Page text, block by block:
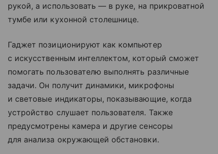
рукой, а использовать — в руке, на прикроватной
тумбе или кухонной столешнице.
Гаджет позиционируют как компьютер
с искусственным интеллектом, который сможет
помогать пользователю выполнять различные
задачи. Он получит динамики, микрофоны
и световые индикаторы, показывающие, когда
устройство слушает пользователя. Также
предусмотрены камера и другие сенсоры
для анализа окружающей обстановки.